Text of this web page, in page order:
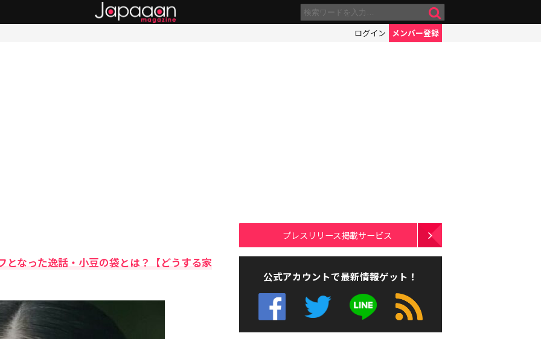
ログイン メンバー登録
となった逸話・小豆の袋とは？【どうする家
プレスリリース掲載サービス
公式アカウントで最新情報ゲット！